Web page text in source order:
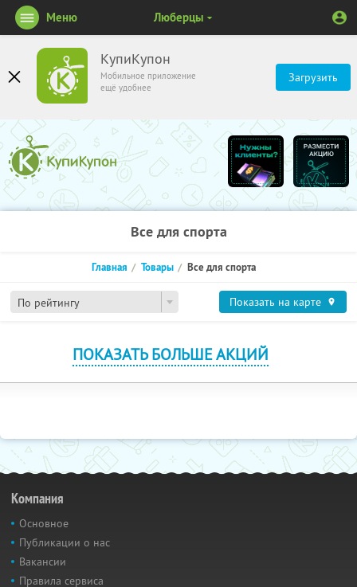
КупиКупон
Мобильное приложение
ещё удобнее
Загрузить
Меню Люберцы
Все для спорта
По рейтингу
Главная Товары Все для спорта
Показать на карте
ПОКАЗАТЬ БОЛЬШЕ АКЦИЙ
Компания
Основное
Публикации о нас
Вакансии
Правила сервиса